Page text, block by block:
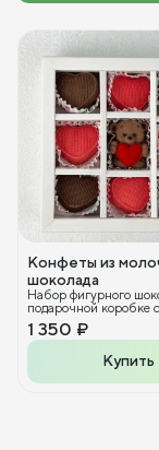
Конфеты из
шоколада
Набор фигурного
подарочной коробке
1 350 ₽
Купить